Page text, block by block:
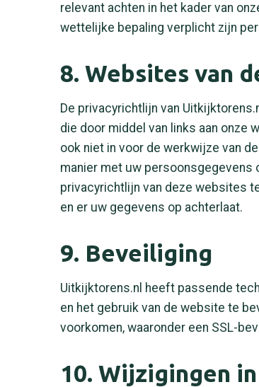
relevant achten in het kader van
wettelijke bepaling verplicht zijn
8. Websites van
De privacyrichtlijn van
die door middel van links aan onze
ook niet in voor de werkwijze van
manier met uw persoonsgegevens
privacyrichtlijn van deze websites
en er uw gegevens op achterlaat.
9. Beveiliging
Uitkijktorens.nl heeft passende
en het gebruik van de website te
voorkomen, waaronder een SSL-
10. Wijzigingen